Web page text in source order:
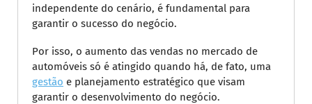
independente do cenário, é fundamental para
garantir o sucesso do negócio.
Por isso, o aumento das vendas no mercado de
automóveis só é atingido quando há, de fato, uma
gestão e planejamento estratégico que visam
garantir o desenvolvimento do negócio.